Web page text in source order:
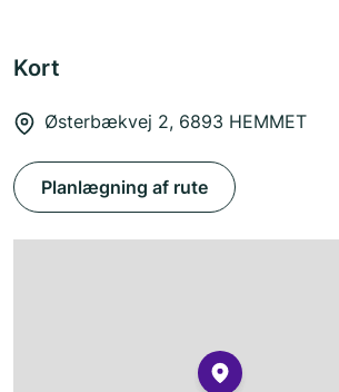
Kort
Østerbækvej 2, 6893 HEMMET
Planlægning af rute